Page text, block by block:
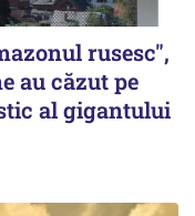
rusesc",
au căzut pe
al gigantului